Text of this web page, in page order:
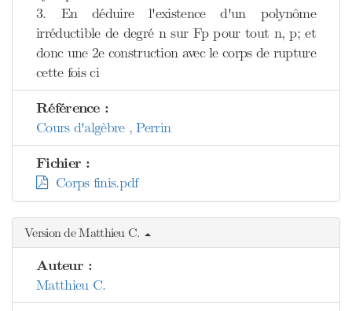
3. En déduire l'existence d'un polynôme
irréductible de degré n sur Fp pour tout n, p; et
donc une 2e construction avec le corps de rupture
cette fois ci
Référence :
Cours d'algèbre , Perrin
Fichier :
Corps finis.pdf
Version de Matthieu C.
Auteur :
Matthieu C.